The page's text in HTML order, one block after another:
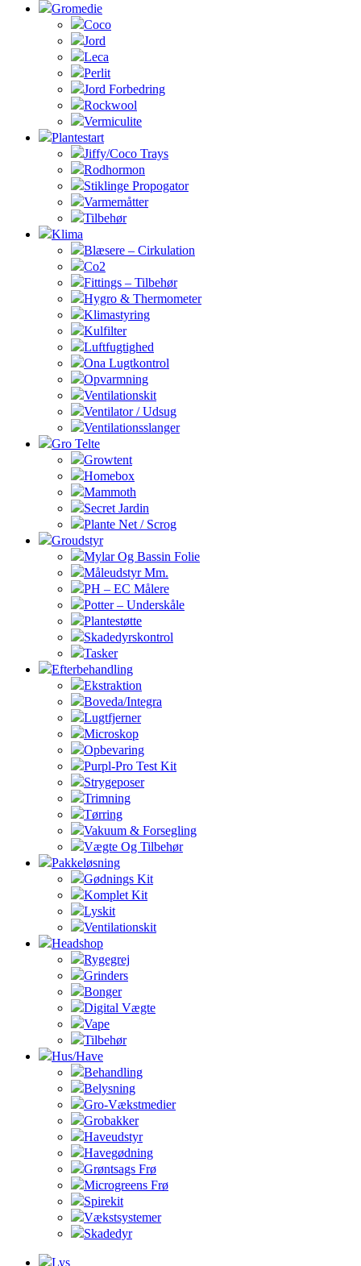
Gromedie
Coco
Jord
Leca
Perlit
Jord Forbedring
Rockwool
Vermiculite
Plantestart
Jiffy/Coco Trays
Rodhormon
Stiklinge Propogator
Varmemåtter
Tilbehør
Klima
Blæsere – Cirkulation
Co2
Fittings – Tilbehør
Hygro & Thermometer
Klimastyring
Kulfilter
Luftfugtighed
Ona Lugtkontrol
Opvarmning
Ventilationskit
Ventilator / Udsug
Ventilationsslanger
Gro Telte
Growtent
Homebox
Mammoth
Secret Jardin
Plante Net / Scrog
Groudstyr
Mylar Og Bassin Folie
Måleudstyr Mm.
PH – EC Målere
Potter – Underskåle
Plantestøtte
Skadedyrskontrol
Tasker
Efterbehandling
Ekstraktion
Boveda/Integra
Lugtfjerner
Microskop
Opbevaring
Purpl-Pro Test Kit
Strygeposer
Trimning
Tørring
Vakuum & Forsegling
Vægte Og Tilbehør
Pakkeløsning
Gødnings Kit
Komplet Kit
Lyskit
Ventilationskit
Headshop
Rygegrej
Grinders
Bonger
Digital Vægte
Vape
Tilbehør
Hus/Have
Behandling
Belysning
Gro-Vækstmedier
Grobakker
Haveudstyr
Havegødning
Grøntsags Frø
Microgreens Frø
Spirekit
Vækstsystemer
Skadedyr
Lys